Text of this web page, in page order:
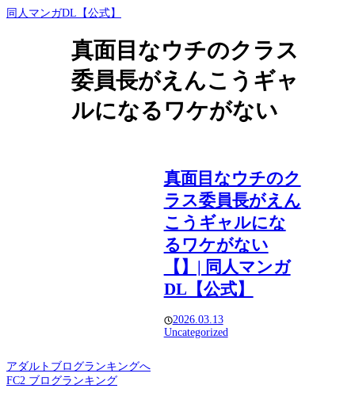
同人マンガDL【公式】
真面目なウチのクラス
委員長がえんこうギャ
ルになるワケがない
真面目なウチのク
ラス委員長がえん
こうギャルにな
るワケがない
【】| 同人マンガ
DL【公式】
2026.03.13
Uncategorized
アダルトブログランキングへ
FC2 ブログランキング